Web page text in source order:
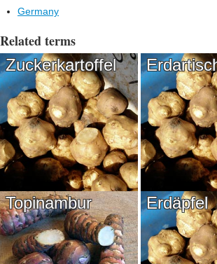
Germany
Related terms
Zuckerkartoffel
Topinambur Erdäpfel